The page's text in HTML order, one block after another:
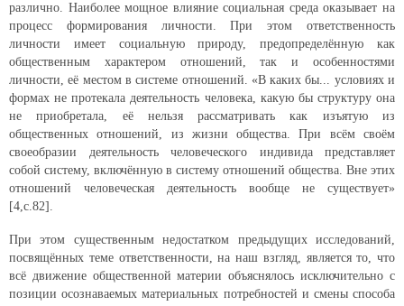
различно. Наиболее мощное влияние социальная среда оказывает на
процесс формирования личности. При этом ответственность
личности имеет социальную природу, предопределённую как
общественным характером отношений, так и особенностями
личности, её местом в системе отношений. «В каких бы... условиях и
формах не протекала деятельность человека, какую бы структуру она
не приобретала, её нельзя рассматривать как изъятую из
общественных отношений, из жизни общества. При всём своём
своеобразии деятельность человеческого индивида представляет
собой систему, включённую в систему отношений общества. Вне этих
отношений человеческая деятельность вообще не существует»
[4,с.82].
При этом существенным недостатком предыдущих исследований,
посвящённых теме ответственности, на наш взгляд, является то, что
всё движение общественной материи объяснялось исключительно с
позиции осознаваемых материальных потребностей и смены способа